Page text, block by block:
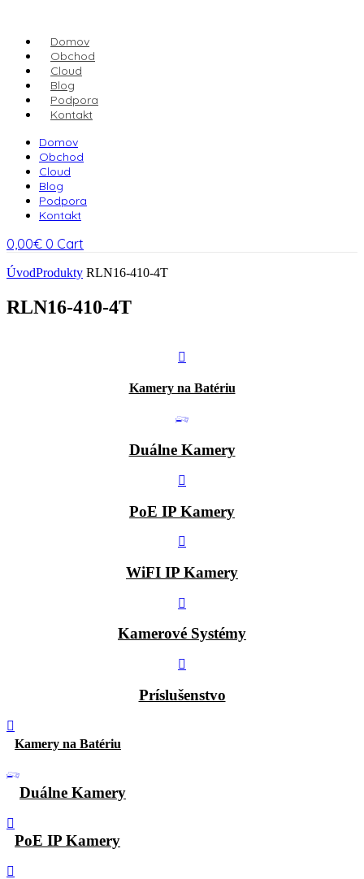
Domov
Obchod
Cloud
Blog
Podpora
Kontakt
Domov
Obchod
Cloud
Blog
Podpora
Kontakt
0,00€ 0 Cart
ÚvodProdukty RLN16-410-4T
RLN16-410-4T
Kamery na Batériu
Duálne Kamery
PoE IP Kamery
WiFI IP Kamery
Kamerové Systémy
Príslušenstvo
Kamery na Batériu
Duálne Kamery
PoE IP Kamery